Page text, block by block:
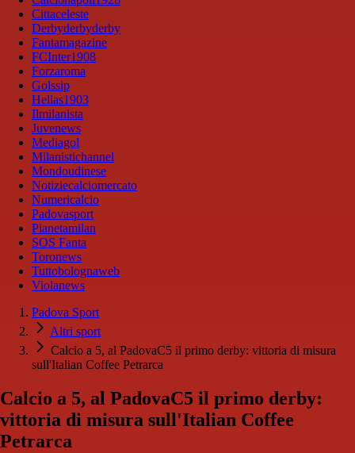
Cittaceleste
Derbyderbyderby
Fantamagazine
FCInter1908
Forzaroma
Golssip
Hellas1903
Ilmilanista
Juvenews
Mediagol
Milanistichannel
Mondoudinese
Notiziecalciomercato
Numericalcio
Padovasport
Pianetamilan
SOS Fanta
Toronews
Tuttobolognaweb
Violanews
Padova Sport
Altri sport
Calcio a 5, al PadovaC5 il primo derby: vittoria di misura
sull'Italian Coffee Petrarca
Calcio a 5, al PadovaC5 il primo derby:
vittoria di misura sull'Italian Coffee
Petrarca